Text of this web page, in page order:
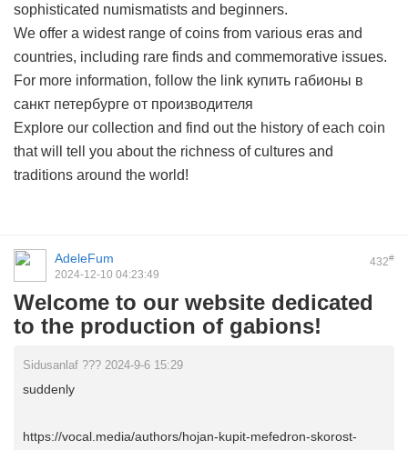
sophisticated numismatists and beginners.
We offer a widest range of coins from various eras and
countries, including rare finds and commemorative issues.
For more information, follow the link купить габионы в
санкт петербурге от производителя
Explore our collection and find out the history of each coin
that will tell you about the richness of cultures and
traditions around the world!
432#
AdeleFum
2024-12-10 04:23:49
Welcome to our website dedicated
to the production of gabions!
Sidusanlaf ??? 2024-9-6 15:29
suddenly
https://vocal.media/authors/hojan-kupit-mefedron-skorost-